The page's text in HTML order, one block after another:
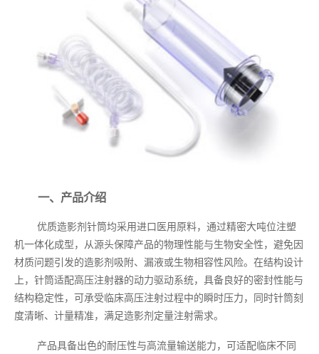
一、产品介绍
优质造影剂针筒均采用进口医用原料，通过精密大吨位注塑
机一体化成型，从源头保障产品的物理性能与生物安全性，避免因
材质问题引发的造影剂吸附、漏液或生物相容性风险。在结构设计
上，针筒适配高压注射器的动力驱动系统，具备良好的密封性能与
结构稳定性，可承受临床高压注射过程中的瞬时压力，同时针筒刻
度清晰、计量精准，满足造影剂定量注射需求。
产品具备出色的耐压性与高流量输送能力，可适配临床不同